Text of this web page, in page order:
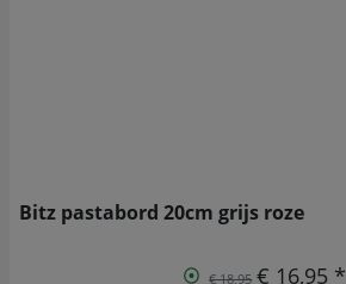
Bitz pastabord 20cm grijs roze
€ 18,95 € 16,95 *